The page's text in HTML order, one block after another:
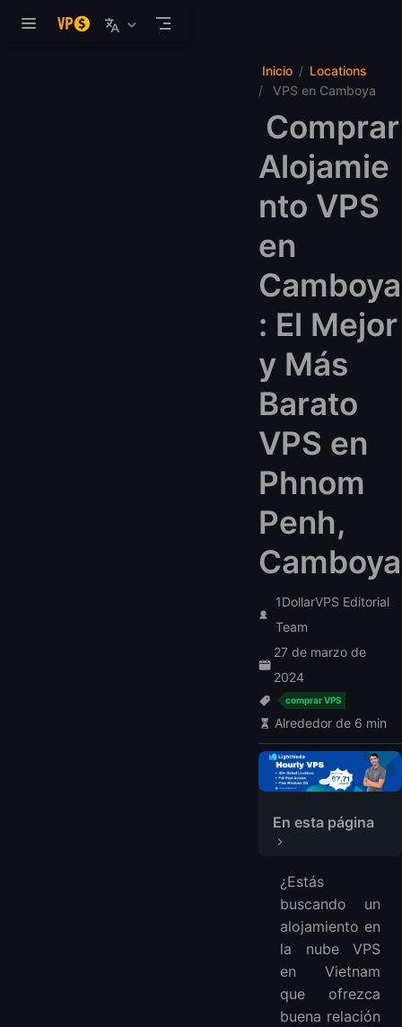
Inicio
Locations
VPS en Camboya
Comprar
Alojamie
nto VPS
en
Camboya
: El Mejor
y Más
Barato
VPS en
Phnom
Penh,
Camboya
1DollarVPS Editorial
Team
27 de marzo de
2024
comprar VPS
Alrededor de 6 min
En esta página
1. LightNode
3. Navicosoft
FAQ
¿Estás
buscando un
alojamiento en
la nube VPS
en Vietnam
que ofrezca
buena relación